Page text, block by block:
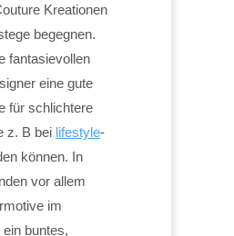
Kreationen
begegnen.
fantasievollen
eine gute
für schlichtere
z. B bei lifestyle-
können. In
vor allem
im
buntes,